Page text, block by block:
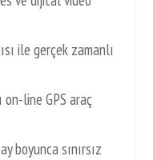
ile gerçek zamanlı
on-line GPS araç
boyunca sınırsız